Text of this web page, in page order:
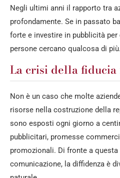
Negli ultimi anni il rapporto tra
profondamente. Se in passato
forte e investire in pubblicità per
persone cercano qualcosa di più.
La crisi della fiducia
Non è un caso che molte
risorse nella costruzione della
sono esposti ogni giorno a
pubblicitari, promesse
promozionali. Di fronte a questa
comunicazione, la diffidenza è